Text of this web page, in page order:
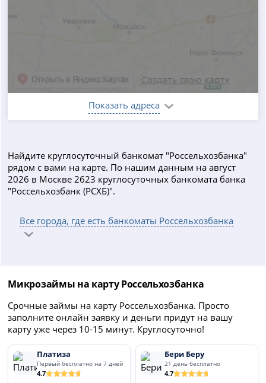
Показать адреса
Найдите круглосуточный банкомат "Россельхозбанка"
рядом с вами на карте. По нашим данным на август
2026 в Москве 2623 круглосуточных банкомата банка
"Россельхозбанк (РСХБ)".
Все города, где есть банкоматы Россельхозбанка
Микрозаймы на карту Россельхозбанка
Срочные займы на карту Россельхозбанка. Просто
заполните онлайн заявку и деньги придут на вашу
карту уже через 10-15 минут. Круглосуточно!
Платиза
Первый бесплатно на 7 дней
4.7
Бери Беру
21 день бесплатно
4.7